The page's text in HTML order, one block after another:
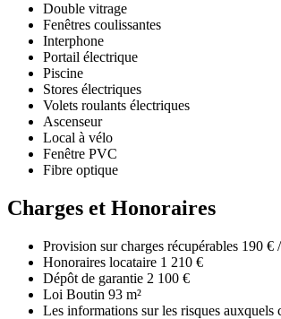
Double vitrage
Fenêtres coulissantes
Interphone
Portail électrique
Piscine
Stores électriques
Volets roulants électriques
Ascenseur
Local à vélo
Fenêtre PVC
Fibre optique
Charges et Honoraires
Provision sur charges récupérables 190 €
Honoraires locataire 1 210 €
Dépôt de garantie 2 100 €
Loi Boutin 93 m²
Les informations sur les risques